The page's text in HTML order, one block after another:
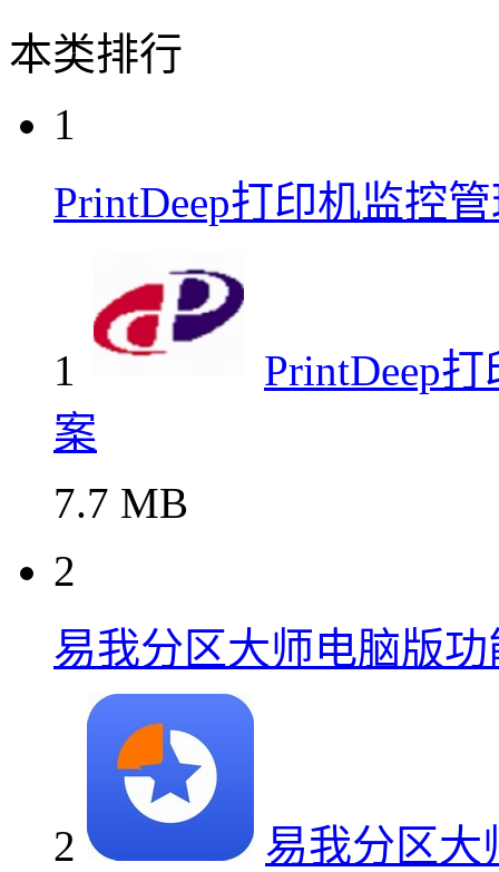
本类排行
1
PrintDeep打印机监控
1
PrintDeep
案
7.7 MB
2
易我分区大师电脑版
2
易我分区大